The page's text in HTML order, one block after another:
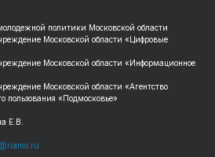
политики Московской области
Московской области «Цифровые
Московской области «Информационное
Московской области «Агентство
пользования «Подмосковье»
Е.В.